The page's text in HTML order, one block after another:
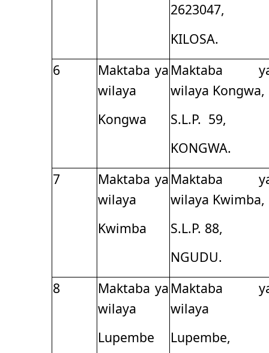
2623047,
KILOSA.
6
Maktaba ya
wilaya
Kongwa
Maktaba
wilaya Kongwa,
S.L.P. 59,
KONGWA.
7
Maktaba ya
wilaya
Kwimba
Maktaba
wilaya Kwimba,
S.L.P. 88,
NGUDU.
8
Maktaba ya
wilaya
Lupembe
Maktaba
wilaya
Lupembe,